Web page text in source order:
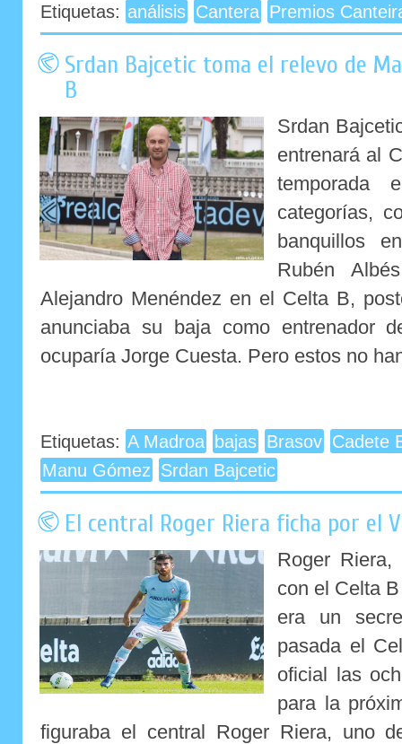
Etiquetas: análisis Cantera Premios
Srdan Bajcetic toma el relevo de
B
Srdan
entrenará al
categorías,
banquillos
Rubén
Alejandro Menéndez en el Celta B,
anunciaba su baja como entrenador
ocuparía Jorge Cuesta. Pero estos no
Etiquetas: A Madroa bajas Brasov Cadete
Manu Gómez Srdan Bajcetic
El central Roger Riera ficha por el
Roger
con el Celta
era un
pasada el
oficial las
para la
figuraba el central Roger Riera, uno